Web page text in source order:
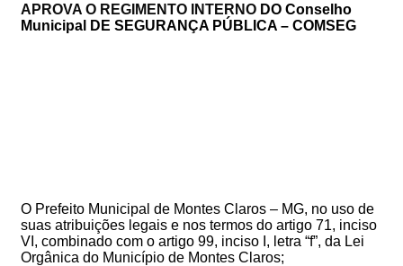
APROVA O REGIMENTO INTERNO DO Conselho
Municipal
DE SEGURANÇA PÚBLICA – COMSEG
O Prefeito Municipal de Montes Claros – MG, no uso de
suas atribuições legais e nos termos do artigo 71, inciso
VI, combinado com o artigo 99, inciso I, letra “f”, da Lei
Orgânica do Município de Montes Claros;